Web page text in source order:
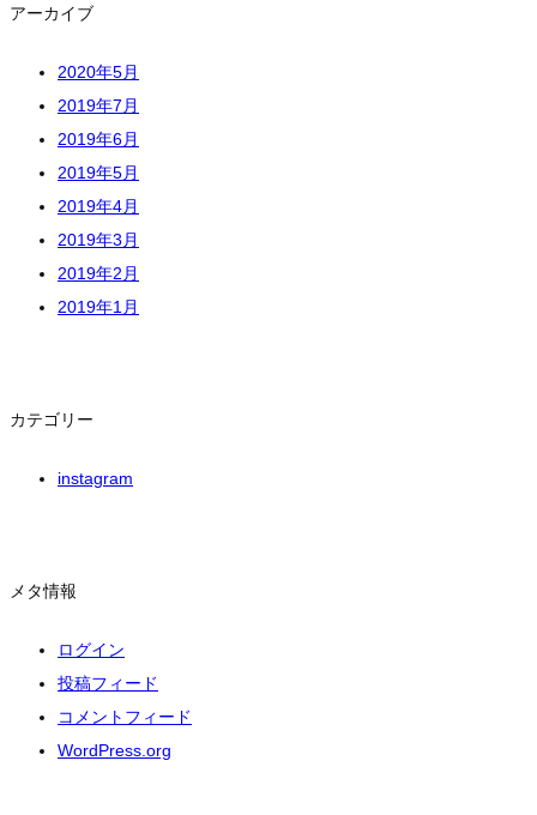
アーカイブ
2020年5月
2019年7月
2019年6月
2019年5月
2019年4月
2019年3月
2019年2月
2019年1月
カテゴリー
instagram
メタ情報
ログイン
投稿フィード
コメントフィード
WordPress.org